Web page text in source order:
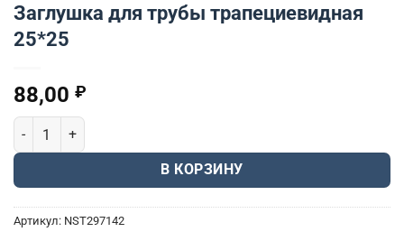
Заглушка для трубы трапециевидная
25*25
88,00 ₽
Количество товара Заглушка для трубы трапециевидная 25*25
В КОРЗИНУ
Артикул: NST297142